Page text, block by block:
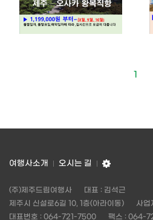
1
여행사소개 오시는 길
(주)제주드림여행사
대표 : 김석근
제주시 신설로6길 10, 1층(아라이동)
사
대표번호 : 064-721-7500
팩스 : 064-